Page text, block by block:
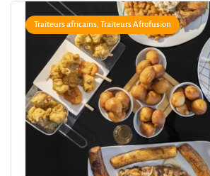
Traiteurs africains, Traiteurs Afrofusion